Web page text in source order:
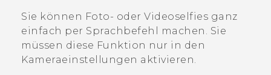
UNTERSTÜTZUNG
HTC-Geräte und Zubehör
Sie können Foto- oder Videoselfies ganz
einfach per Sprachbefehl machen. Sie
müssen diese Funktion nur in den
Kameraeinstellungen aktivieren.